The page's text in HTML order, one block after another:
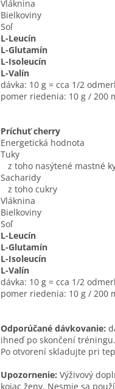
Vláknina
Bielkoviny
Soľ
L-Leucín
L-Glutamín
L-Isoleucín
L-Valín
dávka: 10 g = cca 1/2
pomer riedenia: 10 g / 200
Príchuť cherry
Energetická hodnota
Tuky
z toho nasýtené mastné
Sacharidy
z toho cukry
Vláknina
Bielkoviny
Soľ
L-Leucín
L-Glutamín
L-Isoleucín
L-Valín
dávka: 10 g = cca 1/2
pomer riedenia: 10 g / 200
Odporúčané dávkovanie:
ihneď po skončení
Po otvorení skladujte pri
Upozornenie: Výživový
kojac ženy. Nesmie sa